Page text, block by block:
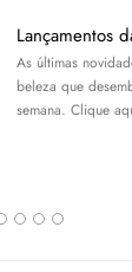
Lançamentos
As últimas
beleza que
semana. Clique